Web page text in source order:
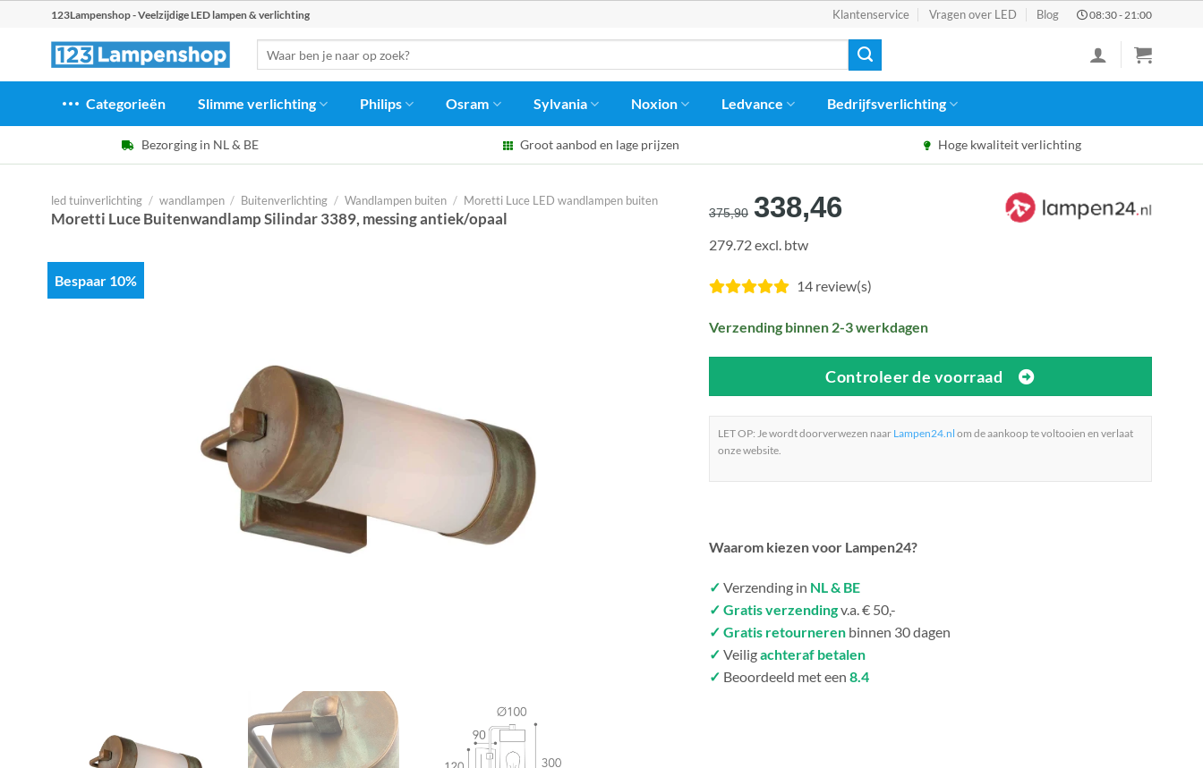
123Lampenshop - Veelzijdige LED lampen & verlichting Klantenservice Vragen over LED Blog 08:30 - 21:00
naar:
Categorieën Slimme verlichting Philips Osram Sylvania Noxion Ledvance Bedrijfsverlichting
Bezorging in NL & BE Groot aanbod en lage prijzen Hoge kwaliteit verlichting
led tuinverlichting / wandlampen / Buitenverlichting / Wandlampen buiten / Moretti Luce LED wandlampen buiten
Moretti Luce Buitenwandlamp Silindar 3389, messing antiek/opaal
Bespaar 10%
375,90 Oorspronkelijke
prijs
€375,90.
338,46Huidige
€338,46.
279.72 excl. btw
14 review(s)
Verzending binnen 2-3 werkdagen
Controleer de voorraad
LET OP: Je wordt doorverwezen naar Lampen24.nl om de aankoop te voltooien en verlaat
onze website.
Waarom kiezen voor Lampen24?
✓ Verzending in NL & BE
✓ Gratis verzendingv.a. € 50,-
✓ Gratis retourneren binnen 30 dagen
✓ Veiligachteraf betalen
✓ Beoordeeld met een 8.4